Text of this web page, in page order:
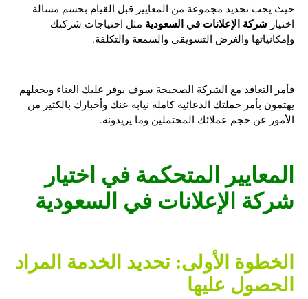
حيث يجب تحديد مجموعة من المعايير قبل القيام بحسم مسالة
اختيارشركة الإعلانات في السعوديةمثل احتياجات شركتك
وإمكانياتها والغرض التسويقي والسمعة والتكلفة.
فأمر التعاقد مع الشركة الصحيحة سوف يوفر عليك العناء ويجعلهم
يهتمون بأمر حملتك الدعائية كاملة نيابة عنك وأخبارك بالكثير من
الأمور عن حجم عملائك المحتملين وما يريدونه.
المعايير المتحكمة في اختيار
شركة الإعلانات في السعودية
الخطوة الأولى: تحديد الخدمة المراد
الحصول عليها